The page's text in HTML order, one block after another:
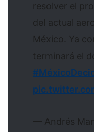
resolver el
del actual
México. Ya
terminará el
— Andrés